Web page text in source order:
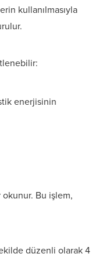
kullanılmasıyla
enerjisinin
Bu işlem,
düzenli olarak 4